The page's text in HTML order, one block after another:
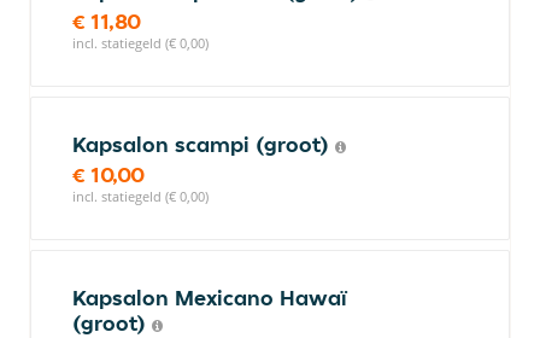
€ 11,80
incl. statiegeld (€ 0,00)
Kapsalon scampi (groot)
€ 10,00
incl. statiegeld (€ 0,00)
Kapsalon Mexicano Hawaï
(groot)